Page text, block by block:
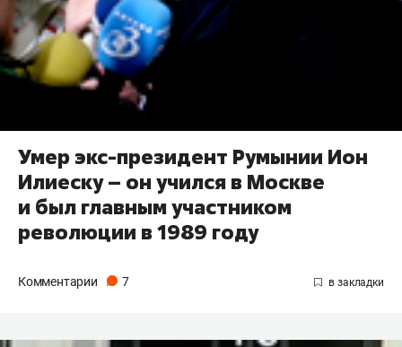
Умер экс-президент Румынии Ион
Илиеску – он учился в Москве
и был главным участником
революции в 1989 году
Комментарии 7